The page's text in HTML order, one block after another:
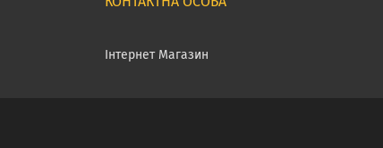
Інтернет Магазин